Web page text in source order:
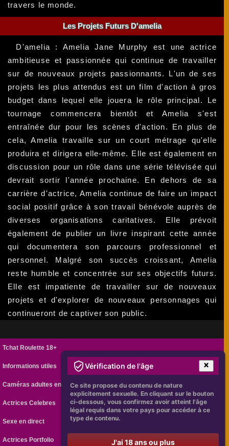
travers le monde.
Les Projets Futurs D'amelia
D'amelia : Amelia Jane Murphy est une actrice
ambitieuse et passionnée qui continue de travailler
sur de nouveaux projets passionnants. L'un de ses
projets les plus attendus est un film d'action à gros
budget dans lequel elle jouera le rôle principal. Le
tournage commencera bientôt et Amelia s'est
entraînée dur pour les scènes d'action. En plus de
cela, Amelia travaille sur un court métrage qu'elle
produira et dirigera elle-même. Elle est également en
discussion pour un rôle dans une série télévisée qui
devrait sortir l'année prochaine. En dehors de sa
carrière d'actrice, Amelia continue de faire un impact
social positif grâce à son travail bénévole auprès de
diverses organisations caritatives. Elle prévoit
également de publier un livre inspirant cette année
qui documentera son parcours professionnel et
personnel. Malgré son succès croissant, Amelia
reste humble et concentrée sur ses objectifs futurs.
Elle est impatiente de travailler sur de nouveaux
projets et d'explorer de nouveaux personnages qui
continueront de captiver son public.
Tchat Roulette 18+
Informations utiles
Caméras adultes en ligne
Actrices Celebres
Sexe en direct
Actrices Portfolio
Vérification de l'âge
Ce site propose du contenu de nature
explicitement sexuelle. En cliquant sur le bouton
ci-dessous, vous confirmez avoir atteint l'âge
légal requis dans votre pays pour accéder à ce
type de contenu.
J'ai 18 ans ou plus